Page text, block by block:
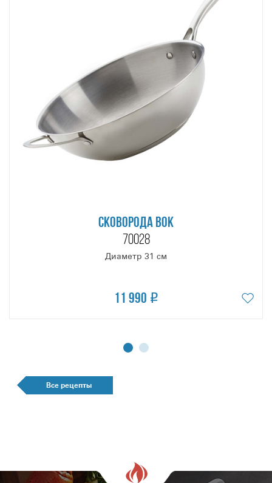
СКОВОРОДА ВОК
70028
Диаметр 31 см
11 990
Все рецепты